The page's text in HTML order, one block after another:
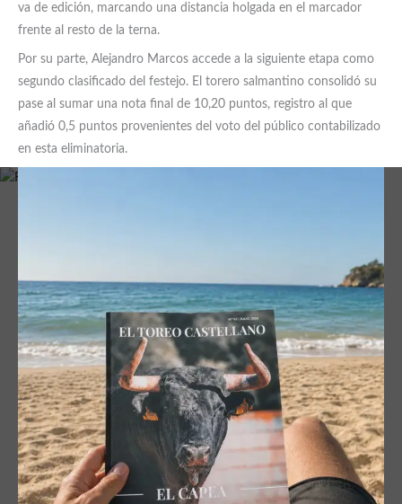
va de edición, marcando una distancia holgada en el marcador
frente al resto de la terna.
Por su parte, Alejandro Marcos accede a la siguiente etapa como
segundo clasificado del festejo. El torero salmantino consolidó su
pase al sumar una nota final de 10,20 puntos, registro al que
añadió 0,5 puntos provenientes del voto del público contabilizado
en esta eliminatoria.